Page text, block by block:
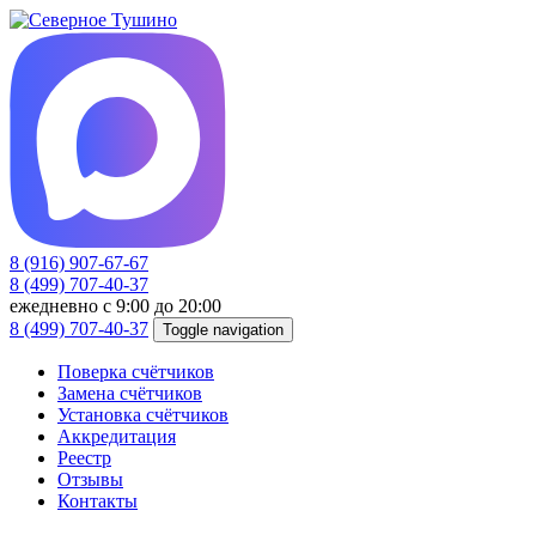
8 (916) 907-67-67
8 (499) 707-40-37
ежедневно с 9:00 до 20:00
8 (499) 707-40-37
Toggle navigation
Поверка счётчиков
Замена счётчиков
Установка счётчиков
Аккредитация
Реестр
Отзывы
Контакты